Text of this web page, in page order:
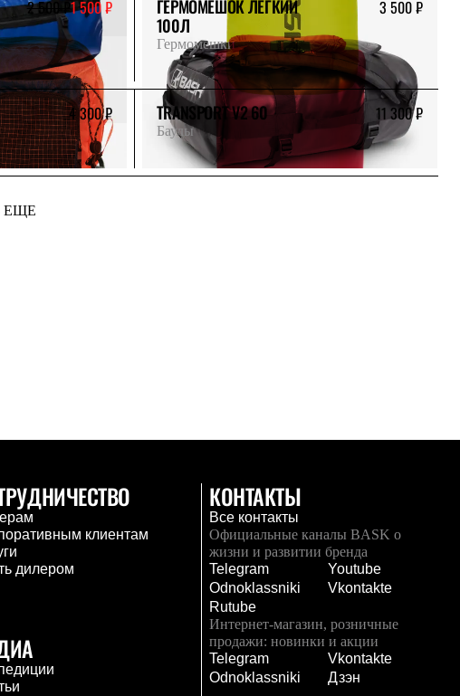
2 500 ₽1 500 ₽
ГЕРМОМЕШОК ЛЕГКИЙ
100Л
Гермомешки
3 500 ₽
4 300 ₽ TRANSPORT V2 60
Баулы
11 300 ₽
ЕЩЕ
клиентам
дилером
КОНТАКТЫ
Все контакты
Официальные каналы BASK о
жизни и развитии бренда
Telegram
Youtube
Odnoklassniki
Vkontakte
Rutube
Интернет-магазин, розничные
продажи: новинки и акции
Telegram
Vkontakte
Odnoklassniki
Дзэн